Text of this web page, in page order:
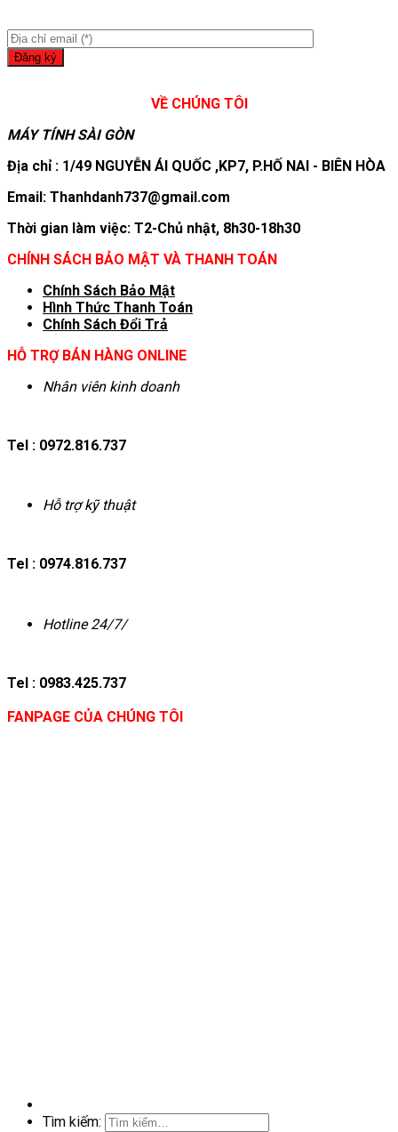
VỀ CHÚNG TÔI
MÁY TÍNH SÀI GÒN
Địa chỉ : 1/49 NGUYỄN ÁI QUỐC ,KP7, P.HỐ NAI - BIÊN HÒA
Email: Thanhdanh737@gmail.com
Thời gian làm việc: T2-Chủ nhật, 8h30-18h30
CHÍNH SÁCH BẢO MẬT VÀ THANH TOÁN
Chính Sách Bảo Mật
Hình Thức Thanh Toán
Chính Sách Đổi Trả
HỖ TRỢ BÁN HÀNG ONLINE
Nhân viên kinh doanh
Tel : 0972.816.737
Hỗ trợ kỹ thuật
Tel : 0974.816.737
Hotline 24/7/
Tel : 0983.425.737
FANPAGE CỦA CHÚNG TÔI
Tìm kiếm: